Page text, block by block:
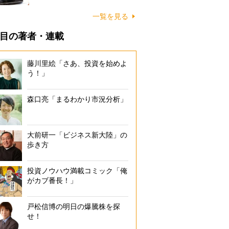
一覧を見る
の著者・連載
藤川里絵「さあ、投資を始めよ
う！」
森口亮「まるわかり市況分析」
大前研一「ビジネス新大陸」の
歩き方
投資ノウハウ満載コミック「俺
がカブ番長！」
戸松信博の明日の爆騰株を探
せ！